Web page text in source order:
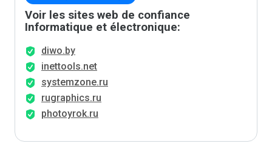
Voir les sites web de confiance
Informatique et électronique:
diwo.by
inettools.net
systemzone.ru
rugraphics.ru
photoyrok.ru